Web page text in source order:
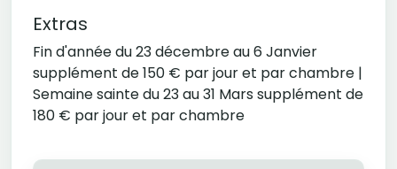
Extras
Fin d'année du 23 décembre au 6 Janvier
supplément de 150 € par jour et par chambre |
Semaine sainte du 23 au 31 Mars supplément de
180 € par jour et par chambre